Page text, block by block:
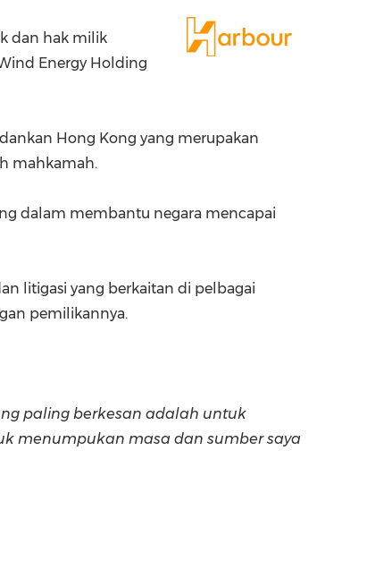
China International Import Expo
dan hak milik
Energy Holding
Hong Kong yang merupakan
mahkamah.
dalam membantu negara mencapai
litigasi yang berkaitan di pelbagai
pemilikannya.
paling berkesan adalah untuk
menumpukan masa dan sumber saya